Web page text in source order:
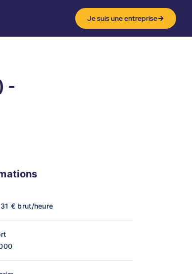
Je suis une entreprise
-
€ brut/heure